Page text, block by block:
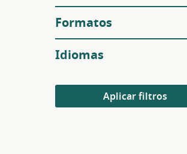
Formatos
Idiomas
Aplicar filtros